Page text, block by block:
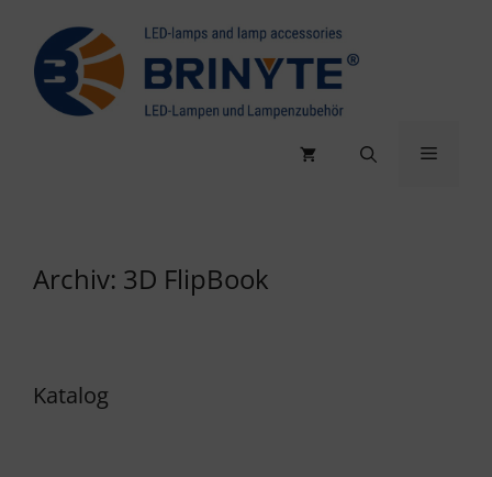
Inhalt
springen
Menü
Archiv: 3D FlipBook
Katalog